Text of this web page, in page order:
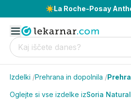
☀️La Roche-Posay
Izdelki /Prehrana in dopolnila /
Oglejte si vse izdelke izSoria Natural